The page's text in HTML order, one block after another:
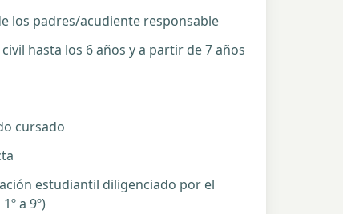
los padres/acudiente responsable
hasta los 6 años y a partir de 7 años
cursado
estudiantil diligenciado por el
a 9º)